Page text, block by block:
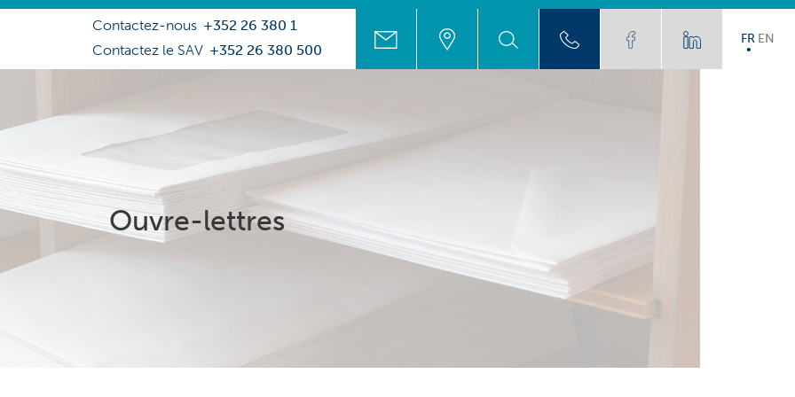
Contactez-nous +352 26 380 1
Contactez le SAV +352 26 380 500
FR EN
Ouvre-lettres